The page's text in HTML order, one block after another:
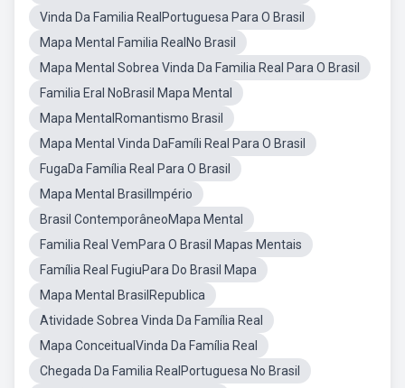
Vinda Da Familia RealPortuguesa Para O Brasil
Mapa Mental Familia RealNo Brasil
Mapa Mental Sobrea Vinda Da Familia Real Para O Brasil
Familia Eral NoBrasil Mapa Mental
Mapa MentalRomantismo Brasil
Mapa Mental Vinda DaFamíli Real Para O Brasil
FugaDa Família Real Para O Brasil
Mapa Mental BrasilImpério
Brasil ContemporâneoMapa Mental
Familia Real VemPara O Brasil Mapas Mentais
Família Real FugiuPara Do Brasil Mapa
Mapa Mental BrasilRepublica
Atividade Sobrea Vinda Da Família Real
Mapa ConceitualVinda Da Família Real
Chegada Da Familia RealPortuguesa No Brasil